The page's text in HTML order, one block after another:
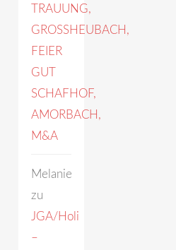
TRAUUNG,
GROSSHEUBACH,
FEIER
GUT
SCHAFHOF,
AMORBACH,
M&A
Melanie
zu
JGA/Holi
–